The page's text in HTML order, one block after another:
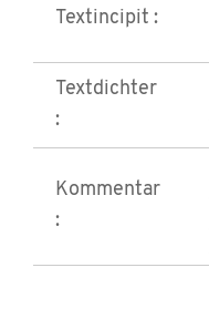
Textincipit :
Textdichter
:
Kommentar
: